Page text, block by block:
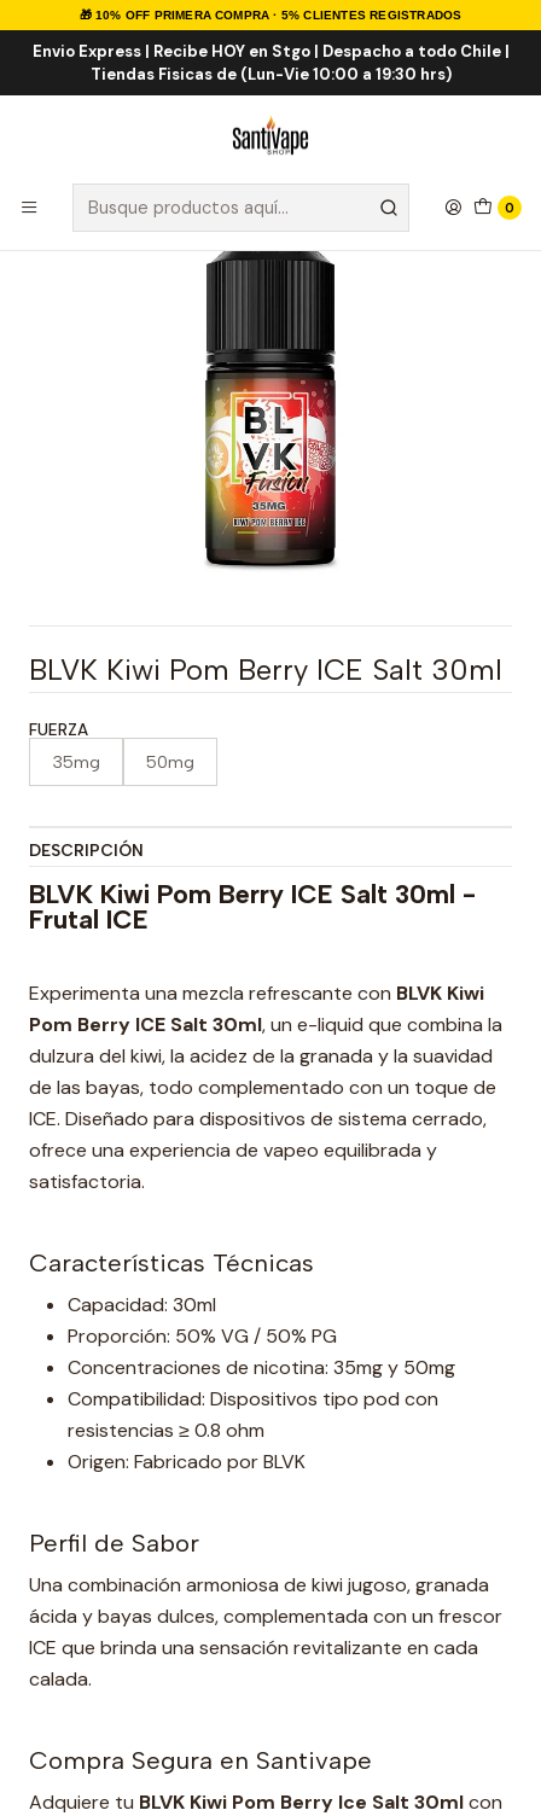
🎁 10% OFF PRIMERA COMPRA · 5% CLIENTES REGISTRADOS
Envio Express | Recibe HOY en Stgo | Despacho a todo Chile |
Tiendas Fisicas de (Lun-Vie 10:00 a 19:30 hrs)
0
Inicio Sales de Nicotina Salt Nic Importadas
BLVK Kiwi Pom Berry ICE Salt 30ml
BLVK Kiwi Pom Berry ICE Salt 30ml
FUERZA
35mg 50mg
DESCRIPCIÓN
BLVK Kiwi Pom Berry ICE Salt 30ml -
Frutal ICE
Experimenta una mezcla refrescante con BLVK Kiwi
Pom Berry ICE Salt 30ml, un e-liquid que combina la
dulzura del kiwi, la acidez de la granada y la suavidad
de las bayas, todo complementado con un toque de
ICE. Diseñado para dispositivos de sistema cerrado,
ofrece una experiencia de vapeo equilibrada y
satisfactoria.
Características Técnicas
Capacidad: 30ml
Proporción: 50% VG / 50% PG
Concentraciones de nicotina: 35mg y 50mg
Compatibilidad: Dispositivos tipo pod con
resistencias ≥ 0.8 ohm
Origen: Fabricado por BLVK
Perfil de Sabor
Una combinación armoniosa de kiwi jugoso, granada
ácida y bayas dulces, complementada con un frescor
ICE que brinda una sensación revitalizante en cada
calada.
Compra Segura en Santivape
Adquiere tu BLVK Kiwi Pom Berry Ice Salt 30mlcon